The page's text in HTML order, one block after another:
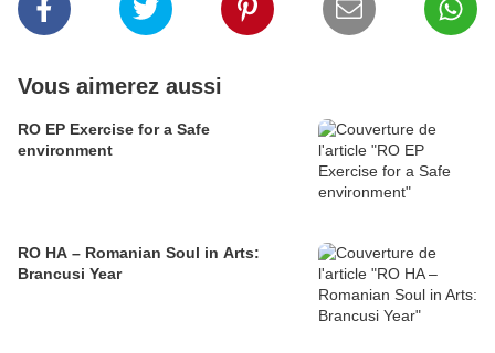
Vous aimerez aussi
RO EP Exercise for a Safe
environment
RO HA – Romanian Soul in Arts:
Brancusi Year